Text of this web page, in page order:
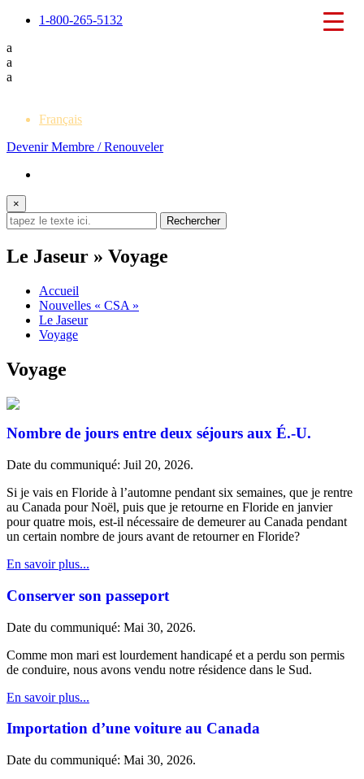
1-800-265-5132
a
a
a
Français
Devenir Membre / Renouveler
×
Le Jaseur » Voyage
Accueil
Nouvelles « CSA »
Le Jaseur
Voyage
Voyage
Nombre de jours entre deux séjours aux É.-U.
Date du communiqué: Juil 20, 2026.
Si je vais en Floride à l’automne pendant six semaines, que je rentre
au Canada pour Noël, puis que je retourne en Floride en janvier
pour quatre mois, est-il nécessaire de demeurer au Canada pendant
un certain nombre de jours avant de retourner en Floride?
En savoir plus...
Conserver son passeport
Date du communiqué: Mai 30, 2026.
Comme mon mari est lourdement handicapé et a perdu son permis
de conduire, nous avons vendu notre résidence dans le Sud.
En savoir plus...
Importation d’une voiture au Canada
Date du communiqué: Mai 30, 2026.